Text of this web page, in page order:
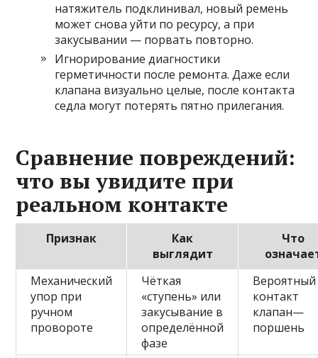
натяжитель подклинивал, новый ремень
может снова уйти по ресурсу, а при
закусывании — порвать повторно.
Игнорирование диагностики
герметичности после ремонта. Даже если
клапана визуально целые, после контакта
седла могут потерять пятно прилегания.
Сравнение повреждений:
что вы увидите при
реальном контакте
Признак
Как
выглядит
Что
Механический
упор при
ручном
провороте
Чёткая
«ступень» или
закусывание в
определённой
фазе
Вероятный
контакт
клапан—
поршень